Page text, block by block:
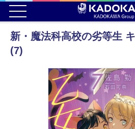
新・魔法科高校の劣等生
(7)